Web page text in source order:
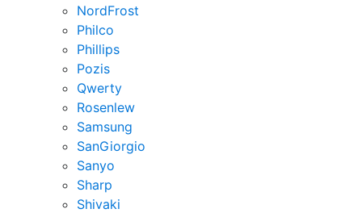
NordFrost
Philco
Phillips
Pozis
Qwerty
Rosenlew
Samsung
SanGiorgio
Sanyo
Sharp
Shivaki